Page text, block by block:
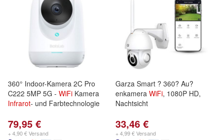
360° Indoor-Kamera 2C Pro
C222 5MP 5G - WiFi Kamera
Infrarot- und Farbtechnologie
79,95 €
+ 4,90 € Versand
Garza Smart ? 360? Au?
enkamera WiFi, 1080P HD,
Nachtsicht
33,46 €
+ 4,99 € Versand